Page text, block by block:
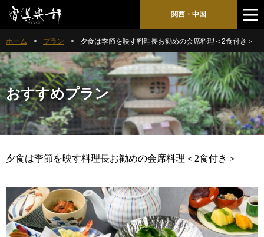
関西・中国
ホーム プラン 夕食は季節を映す料理長お勧めの会席料理＜2食付き＞
おすすめプラン
夕食は季節を映す料理長お勧めの会席料理＜2食付き＞